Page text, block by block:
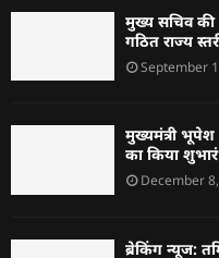
मुख्य सचिव की
गठित राज्य
September
मुख्यमंत्री
का किया
December
ब्रेकिंग न्यूज: